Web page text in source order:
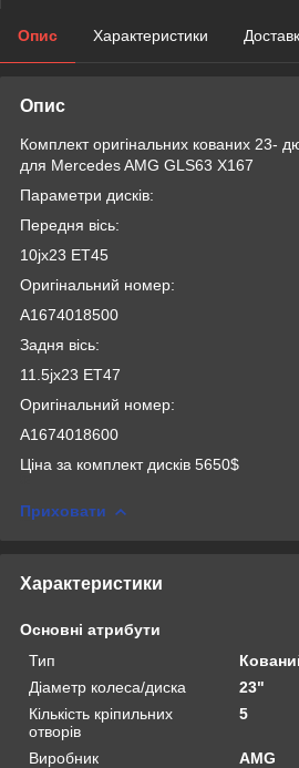
Опис Характеристики
Опис
Комплект оригінальних кованих 23-
для Mercedes AMG GLS63 X167
Параметри дисків:
Передня вісь:
10jx23 ET45
Оригінальний номер:
A1674018500
Задня вісь:
11.5jx23 ET47
Оригінальний номер:
A1674018600
Ціна за комплект дисків 5650$
Приховати
Характеристики
Основні атрибути
Тип
Діаметр колеса/диска
23"
Кількість кріпильних
отворів
5
Виробник AMG